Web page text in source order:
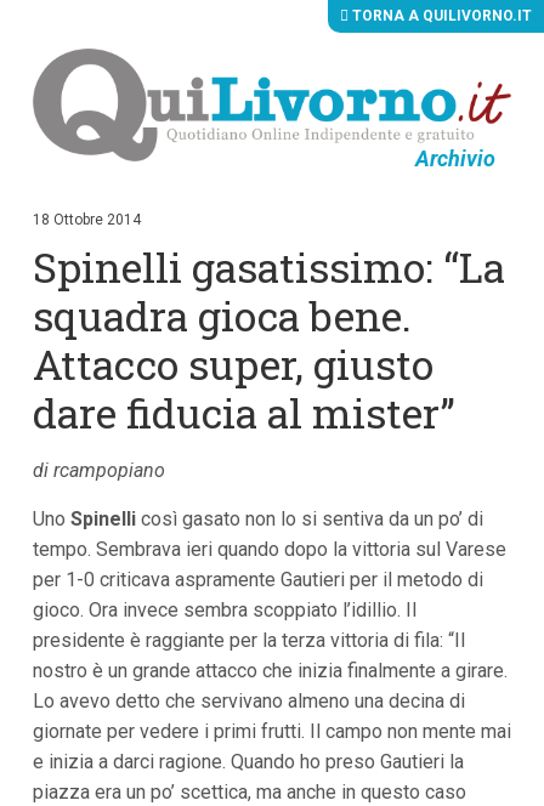
Archivio
i
i
c
n
n
t
r
n
c
p
a
l
i
V
i
a
M
e
TORNA A QUILIVORNO.IT
18 Ottobre 2014
Spinelli gasatissimo: “La
squadra gioca bene.
Attacco super, giusto
dare fiducia al mister”
di rcampopiano
Uno Spinellicosì gasato non lo si sentiva da un po’ di
tempo. Sembrava ieri quando dopo la vittoria sul Varese
per 1-0 criticava aspramente Gautieri per il metodo di
gioco. Ora invece sembra scoppiato l’idillio. Il
presidente è raggiante per la terza vittoria di fila: “Il
nostro è un grande attacco che inizia finalmente a girare.
Lo avevo detto che servivano almeno una decina di
giornate per vedere i primi frutti. Il campo non mente mai
e inizia a darci ragione. Quando ho preso Gautieri la
piazza era un po’ scettica, ma anche in questo caso